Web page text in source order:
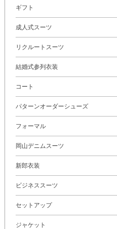
ギフト
成人式スーツ
リクルートスーツ
結婚式参列衣装
コート
パターンオーダーシューズ
フォーマル
岡山デニムスーツ
新郎衣装
ビジネススーツ
セットアップ
ジャケット